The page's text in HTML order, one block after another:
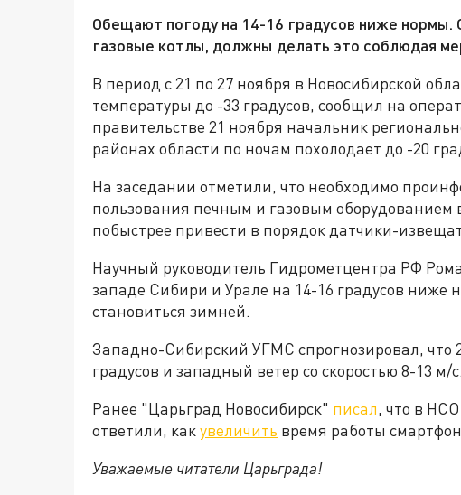
Обещают погоду на 14-16 градусов ниже нормы.
газовые котлы, должны делать это соблюдая
В период с 21 по 27 ноября в Новосибирской
температуры до -33 градусов, сообщил на
правительстве 21 ноября начальник
районах области по ночам похолодает до -20
На заседании отметили, что необходимо
пользования печным и газовым
побыстрее привести в порядок датчики-
Научный руководитель Гидрометцентра РФ
западе Сибири и Урале на 14-16 градусов ниже
становиться зимней.
Западно-Сибирский УГМС спрогнозировал, что
градусов и западный ветер со скоростью 8-13 м/с.
Ранее "Царьград Новосибирск" писал, что в
ответили, какувеличить время работы
Уважаемые читатели Царьграда!